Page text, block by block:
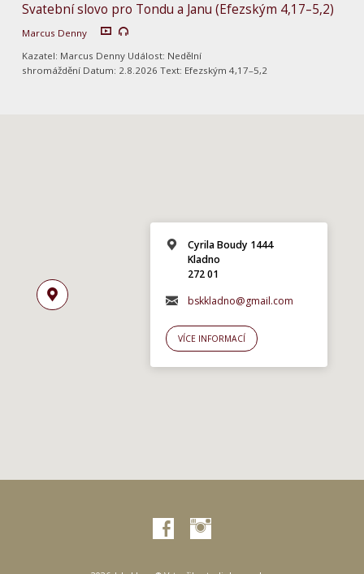
Svatební slovo pro Tondu a Janu (Efezským 4,17–5,2)
Marcus Denny
Kazatel: Marcus Denny Událost: Nedělní
shromáždění Datum: 2.8.2026 Text: Efezským 4,17–5,2
Cyrila Boudy 1444
Kladno
272 01
bskkladno@gmail.com
VÍCE INFORMACÍ